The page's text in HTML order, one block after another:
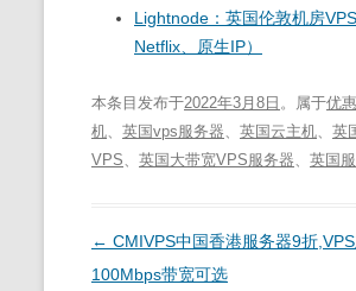
Lightnode：英国伦敦机房
Netflix、原生IP）
本条目发布于2022年3月8日 。属于优
机
英国vps服务器 英国云主机 英
VPS
英国大带宽VPS服务器 英国
文
章
← CMIVPS中国香港服务器9折
100Mbps带宽可选